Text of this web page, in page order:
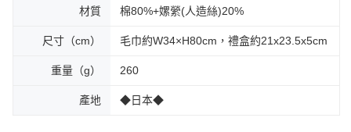
材質 棉80%+嫘縈(人造絲)20%
尺寸（cm） 毛巾約W34×H80cm，禮盒約21x23.5x5cm
重量（g） 260
產地 ◆日本◆